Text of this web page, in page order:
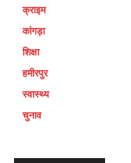
क्राइम
कांगड़ा
शिक्षा
हमीरपुर
स्वास्थ्य
चुनाव